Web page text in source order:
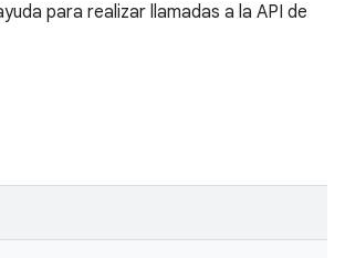
para realizar llamadas a la API de